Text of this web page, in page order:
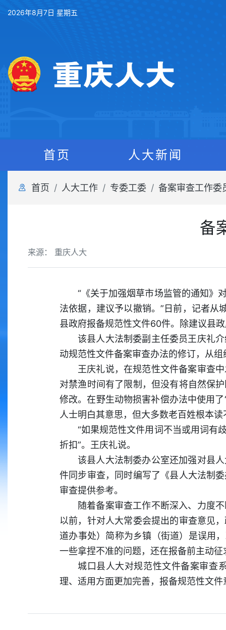
2026年8月7日 星期五
首页 人大新闻
首页 人大工作 专委工委 备案审查工作委
备
来源： 重庆人大
“《关于加强烟草市场监管的通知》
法依据，建议予以撤销。”日前，记者
县政府报备规范性文件60件。除建议县
该县人大法制委副主任委员王庆礼
动规范性文件备案审查办法的修订，从
王庆礼说，在规范性文件备案审查
对禁渔时间有了限制，但没有将自然保
修改。在野生动物损害补偿办法中使用了
人士明白其意思，但大多数老百姓根本
“如果规范性文件用词不当或用词有
折扣”。王庆礼说。
该县人大法制委办公室还加强对县
件同步审查，同时编写了《县人大法制
审查提供参考。
随着备案审查工作不断深入、力度
以前，针对人大常委会提出的审查意见
道办事处）简称为乡镇（街道）是误用
一些拿捏不准的问题，还在报备前主动
城口县人大对规范性文件备案审查
理、适用方面更加完善，报备规范性文